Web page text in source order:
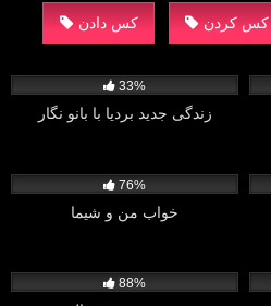
کس دادن کس کردن
33%
زندگی جدید بردیا با بانو نگار
76%
خواب من و شیما
88%